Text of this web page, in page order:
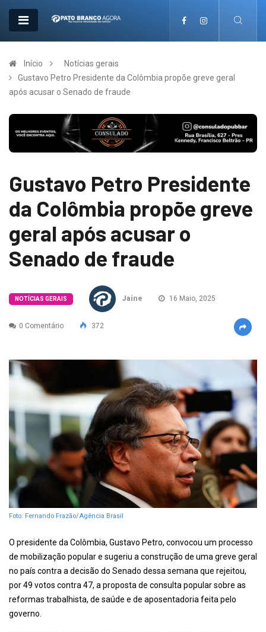
Início
Notícias gerais
Gustavo Petro Presidente da Colômbia propõe greve geral
após acusar o Senado de fraude
Gustavo Petro Presidente
da Colômbia propõe greve
geral após acusar o
Senado de fraude
NOTÍCIAS GERAIS Jaine 16 Maio, 2025
0 Comentário 372
Foto: Fernando Frazão/Agência Brasil
O presidente da Colômbia, Gustavo Petro, convocou um processo
de mobilização popular e sugeriu a construção de uma greve geral
no país contra a decisão do Senado dessa semana que rejeitou,
por 49 votos contra 47, a proposta de consulta popular sobre as
reformas trabalhista, de saúde e de aposentadoria feita pelo
governo.